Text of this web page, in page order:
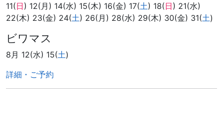
11(日) 12(月) 14(水) 15(木) 16(金) 17(土) 18(日) 21(水)
22(木) 23(金) 24(土) 26(月) 28(水) 29(木) 30(金) 31(土)
ビワマス
8月 12(水) 15(土)
詳細・ご予約